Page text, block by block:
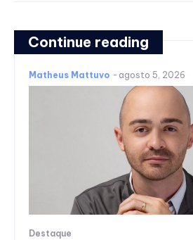
Continue reading
Matheus Mattuvo - agosto 5, 2026
Destaque